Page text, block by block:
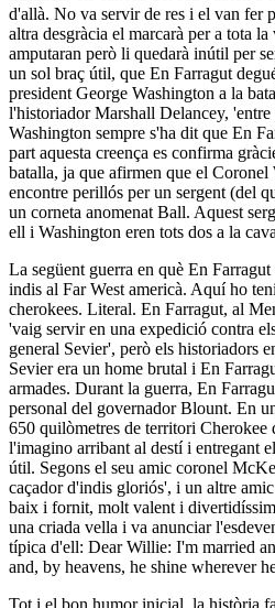
d'allà. No va servir de res i el van fer
altra desgràcia el marcarà per a tota
amputaran però li quedarà inútil per
un sol braç útil, que En Farragut
president George Washington a la
l'historiador Marshall Delancey, 'entre
Washington sempre s'ha dit que En
part aquesta creença es confirma
batalla, ja que afirmen que el Coronel
encontre perillós per un sergent (del
un corneta anomenat Ball. Aquest
ell i Washington eren tots dos a la
La següent guerra en què En
indis al Far West americà. Aquí ho
cherokees. Literal. En Farragut, al
'vaig servir en una expedició contra
general Sevier', però els historiadors
Sevier era un home brutal i En
armades. Durant la guerra, En
personal del governador Blount. En
650 quilòmetres de territori Cherokee
l'imagino arribant al destí i entregant
útil. Segons el seu amic coronel
caçador d'indis gloriós', i un altre
baix i fornit, molt valent i
una criada vella i va anunciar
típica d'ell: Dear Willie: I'm married
and, by heavens, he shine wherever
Tot i el bon humor inicial, la història